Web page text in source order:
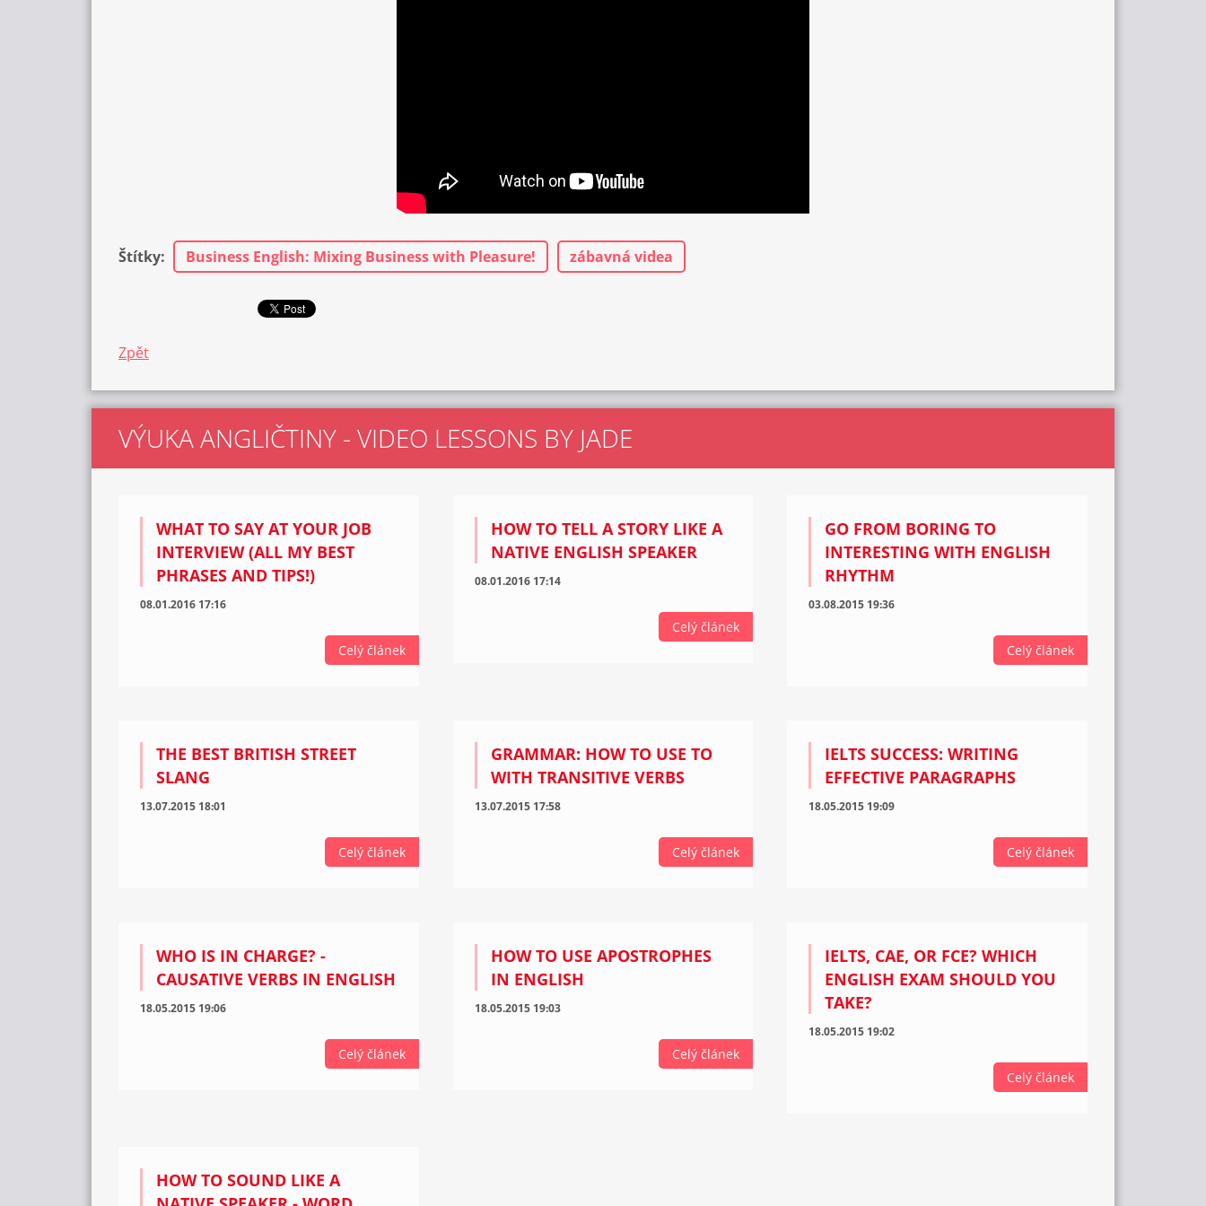
Štítky: Business English: Mixing Business with Pleasure! zábavná videa
Zpět
VÝUKA ANGLIČTINY - VIDEO LESSONS BY JADE
WHAT TO SAY AT YOUR JOB
INTERVIEW (ALL MY BEST
PHRASES AND TIPS!)
08.01.2016 17:16
Celý článek
HOW TO TELL A STORY LIKE A
NATIVE ENGLISH SPEAKER
08.01.2016 17:14
Celý článek
GO FROM BORING TO
INTERESTING WITH ENGLISH
RHYTHM
03.08.2015 19:36
Celý článek
THE BEST BRITISH STREET
SLANG
13.07.2015 18:01
Celý článek
GRAMMAR: HOW TO USE TO
WITH TRANSITIVE VERBS
13.07.2015 17:58
Celý článek
IELTS SUCCESS: WRITING
EFFECTIVE PARAGRAPHS
18.05.2015 19:09
Celý článek
WHO IS IN CHARGE? -
CAUSATIVE VERBS IN ENGLISH
18.05.2015 19:06
Celý článek
HOW TO USE APOSTROPHES
IN ENGLISH
18.05.2015 19:03
Celý článek
IELTS, CAE, OR FCE? WHICH
ENGLISH EXAM SHOULD YOU
TAKE?
18.05.2015 19:02
Celý článek
HOW TO SOUND LIKE A